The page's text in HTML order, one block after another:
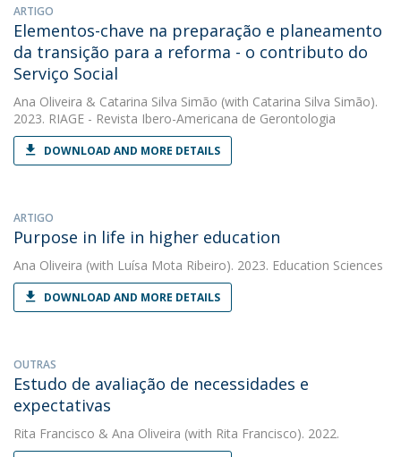
ARTIGO
Elementos-chave na preparação e planeamento
da transição para a reforma - o contributo do
Serviço Social
Ana Oliveira & Catarina Silva Simão (with Catarina Silva Simão).
2023. RIAGE - Revista Ibero-Americana de Gerontologia
DOWNLOAD AND MORE DETAILS
ARTIGO
Purpose in life in higher education
Ana Oliveira (with Luísa Mota Ribeiro). 2023. Education Sciences
DOWNLOAD AND MORE DETAILS
OUTRAS
Estudo de avaliação de necessidades e
expectativas
Rita Francisco & Ana Oliveira (with Rita Francisco). 2022.